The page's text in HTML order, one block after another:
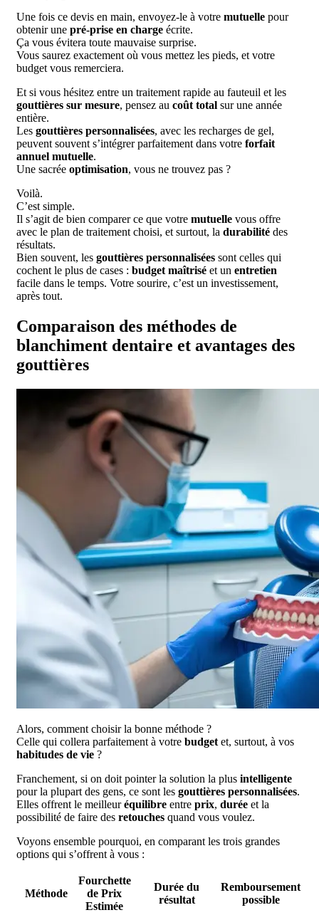
Une fois ce devis en main, envoyez-le à votre mutuelle pour
obtenir une pré-prise en charge écrite.
Ça vous évitera toute mauvaise surprise.
Vous saurez exactement où vous mettez les pieds, et votre
budget vous remerciera.
Et si vous hésitez entre un traitement rapide au fauteuil et les
gouttières sur mesure, pensez au coût total sur une année
entière.
Les gouttières personnalisées, avec les recharges de gel,
peuvent souvent s’intégrer parfaitement dans votre forfait
annuel mutuelle.
Une sacrée optimisation, vous ne trouvez pas ?
Voilà.
C’est simple.
Il s’agit de bien comparer ce que votre mutuelle vous offre
avec le plan de traitement choisi, et surtout, la durabilité des
résultats.
Bien souvent, les gouttières personnalisées sont celles qui
cochent le plus de cases : budget maîtrisé et un entretien
facile dans le temps. Votre sourire, c’est un investissement,
après tout.
Comparaison des méthodes de
blanchiment dentaire et avantages des
gouttières
Alors, comment choisir la bonne méthode ?
Celle qui collera parfaitement à votre budget et, surtout, à vos
habitudes de vie ?
Franchement, si on doit pointer la solution la plus intelligente
pour la plupart des gens, ce sont les gouttières personnalisées.
Elles offrent le meilleuréquilibre entre prix, durée et la
possibilité de faire des retouches quand vous voulez.
Voyons ensemble pourquoi, en comparant les trois grandes
options qui s’offrent à vous :
Méthode
Fourchette
de Prix
Estimée
Durée du
résultat
Remboursement
possible